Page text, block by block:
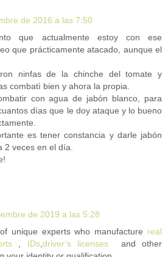
de 2016 a las 7:50
que actualmente estoy con ese
que prácticamente atacado, aunque el
ninfas de la chinche del tomate y
combatì bien y ahora la propia.
con agua de jabón blanco, para
días que le doy ataque y lo bueno
es tener constancia y darle jabón
2 veces en el día.
de 2019 a las 5:28
unique experts who manufacture real
, IDs, driver’s licensesand other